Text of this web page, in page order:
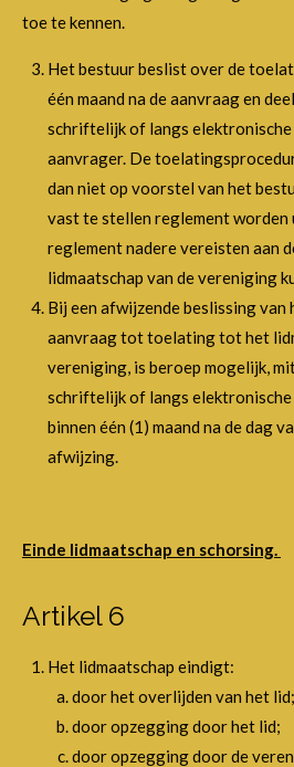
toe te kennen.
Het bestuur beslist over de
één maand na de aanvraag en
schriftelijk of langs elektronische
aanvrager. De
dan niet op voorstel van het
vast te stellen reglement worden
reglement nadere vereisten aan
lidmaatschap van de vereniging
Bij een afwijzende beslissing van
aanvraag tot toelating tot het
vereniging, is beroep mogelijk,
schriftelijk of langs
binnen één (1) maand na de dag
afwijzing.
Einde lidmaatschap en schorsing.
Artikel 6
Het lidmaatschap eindigt:
door het overlijden van het lid;
door opzegging door het lid;
door opzegging door de